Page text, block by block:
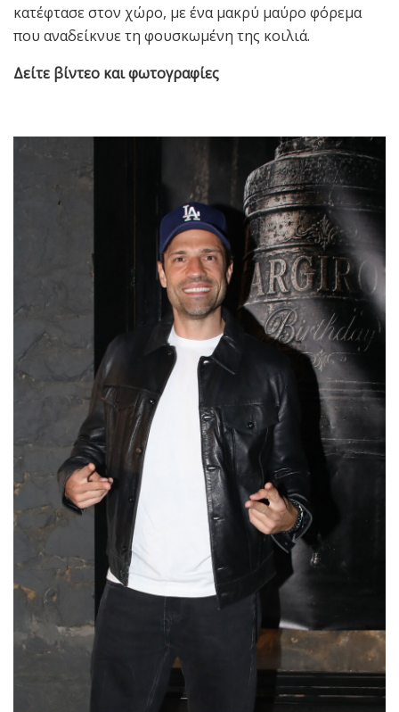
κατέφτασε στον χώρο, με ένα μακρύ μαύρο φόρεμα
που αναδείκνυε τη φουσκωμένη της κοιλιά.
Δείτε βίντεο και φωτογραφίες